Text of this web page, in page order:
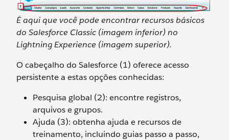
É aqui que você pode encontrar recursos básicos
do Salesforce Classic (imagem inferior) no
Lightning Experience (imagem superior).
O cabeçalho do Salesforce (1) oferece acesso
persistente a estas opções conhecidas:
Pesquisa global (2): encontre registros,
arquivos e grupos.
Ajuda (3): obtenha ajuda e recursos de
treinamento, incluindo guias passo a passo,